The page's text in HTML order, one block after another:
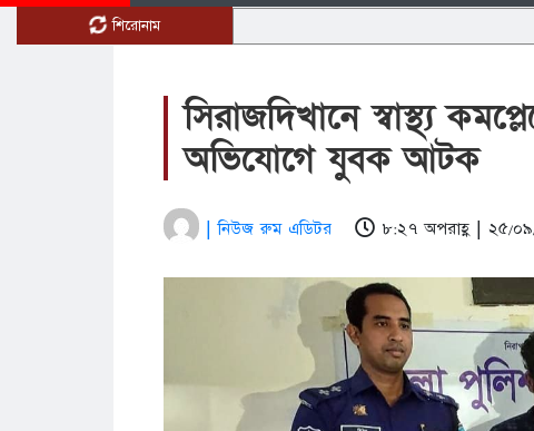
শিরোনাম
সিরাজদিখানে স্বাস্থ্য
অভিযোগে যুবক আটক
| নিউজ রুম এডিটর ৮:২৭ অপরাহ্ণ | ২৫/